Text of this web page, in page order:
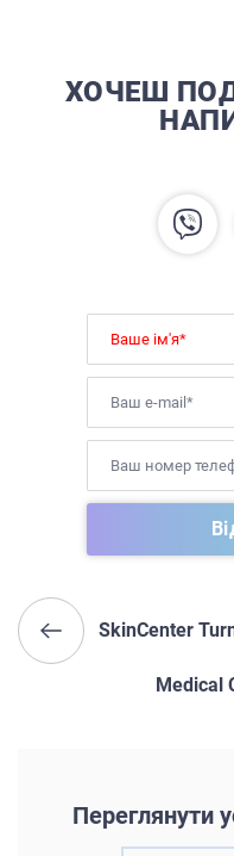
ХОЧЕШ
SkinCenter
Medical
Переглянути